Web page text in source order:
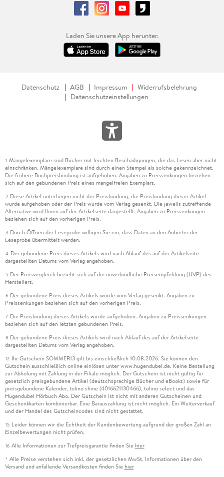
Laden Sie unsere App herunter.
Datenschutz AGB Impressum
Widerrufsbelehrung
Datenschutzeinstellungen
1 Mängelexemplare sind Bücher mit leichten Beschädigungen, die das Lesen aber nicht
einschränken. Mängelexemplare sind durch einen Stempel als solche gekennzeichnet.
Die frühere Buchpreisbindung ist aufgehoben. Angaben zu Preissenkungen beziehen
sich auf den gebundenen Preis eines mangelfreien Exemplars.
2 Diese Artikel unterliegen nicht der Preisbindung, die Preisbindung dieser Artikel
wurde aufgehoben oder der Preis wurde vom Verlag gesenkt. Die jeweils zutreffende
Alternative wird Ihnen auf der Artikelseite dargestellt. Angaben zu Preissenkungen
beziehen sich auf den vorherigen Preis.
3 Durch Öffnen der Leseprobe willigen Sie ein, dass Daten an den Anbieter der
Leseprobe übermittelt werden.
4 Der gebundene Preis dieses Artikels wird nach Ablauf des auf der Artikelseite
dargestellten Datums vom Verlag angehoben.
5 Der Preisvergleich bezieht sich auf die unverbindliche Preisempfehlung (UVP) des
Herstellers.
6 Der gebundene Preis dieses Artikels wurde vom Verlag gesenkt. Angaben zu
Preissenkungen beziehen sich auf den vorherigen Preis.
7 Die Preisbindung dieses Artikels wurde aufgehoben. Angaben zu Preissenkungen
beziehen sich auf den letzten gebundenen Preis.
8 Der gebundene Preis dieses Artikels wird nach Ablauf des auf der Artikelseite
dargestellten Datums vom Verlag angehoben.
12 Ihr Gutschein SOMMER13 gilt bis einschließlich 10.08.2026. Sie können den
Gutschein ausschließlich online einlösen unter www.hugendubel.de. Keine Bestellung
zur Abholung mit Zahlung in der Filiale möglich. Der Gutschein ist nicht gültig für
gesetzlich preisgebundene Artikel (deutschsprachige Bücher und eBooks) sowie für
preisgebundene Kalender, tolino shine (4016621130466), tolino select und das
Hugendubel Hörbuch Abo. Der Gutschein ist nicht mit anderen Gutscheinen und
Geschenkkarten kombinierbar. Eine Barauszahlung ist nicht möglich. Ein Weiterverkauf
und der Handel des Gutscheincodes sind nicht gestattet.
15 Leider können wir die Echtheit der Kundenbewertung aufgrund der großen Zahl an
Einzelbewertungen nicht prüfen.
16 Alle Informationen zur Tiefpreisgarantie finden Sie hier
* Alle Preise verstehen sich inkl. der gesetzlichen MwSt. Informationen über den
Versand und anfallende Versandkosten finden Sie hier